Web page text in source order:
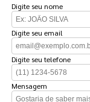
Digite seu nome
Digite seu email
Digite seu telefone
Mensagem